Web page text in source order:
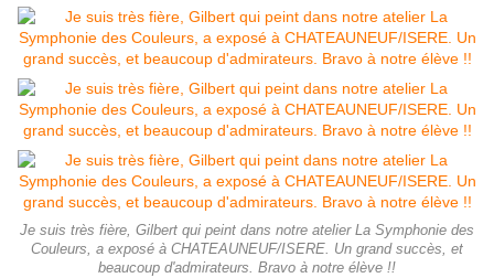
Je suis très fière, Gilbert qui peint dans notre atelier La Symphonie des
Couleurs, a exposé à CHATEAUNEUF/ISERE. Un grand succès, et
beaucoup d'admirateurs. Bravo à notre élève !!